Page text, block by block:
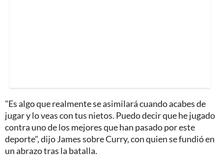
"Es algo que realmente se asimilará cuando acabes de
jugar y lo veas con tus nietos. Puedo decir que he jugado
contra uno de los mejores que han pasado por este
deporte", dijo James sobre Curry, con quien se fundió en
un abrazo tras la batalla.